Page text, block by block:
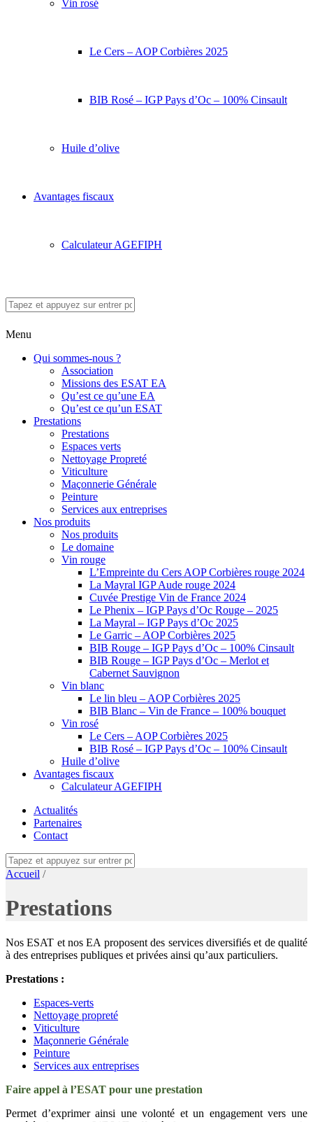
Vin rosé
Le Cers – AOP Corbières 2025
BIB Rosé – IGP Pays d’Oc – 100% Cinsault
Huile d’olive
Avantages fiscaux
Calculateur AGEFIPH
Menu
Qui sommes-nous ?
Association
Missions des ESAT EA
Qu’est ce qu’une EA
Qu’est ce qu’un ESAT
Prestations
Prestations
Espaces verts
Nettoyage Propreté
Viticulture
Maçonnerie Générale
Peinture
Services aux entreprises
Nos produits
Nos produits
Le domaine
Vin rouge
L’Empreinte du Cers AOP Corbières rouge 2024
La Mayral IGP Aude rouge 2024
Cuvée Prestige Vin de France 2024
Le Phenix – IGP Pays d’Oc Rouge – 2025
La Mayral – IGP Pays d’Oc 2025
Le Garric – AOP Corbières 2025
BIB Rouge – IGP Pays d’Oc – 100% Cinsault
BIB Rouge – IGP Pays d’Oc – Merlot et
Cabernet Sauvignon
Vin blanc
Le lin bleu – AOP Corbières 2025
BIB Blanc – Vin de France – 100% bouquet
Vin rosé
Le Cers – AOP Corbières 2025
BIB Rosé – IGP Pays d’Oc – 100% Cinsault
Huile d’olive
Avantages fiscaux
Calculateur AGEFIPH
Actualités
Partenaires
Contact
Accueil /
Prestations
Nos ESAT et nos EA proposent des services diversifiés et de qualité
à des entreprises publiques et privées ainsi qu’aux particuliers.
Prestations :
Espaces-verts
Nettoyage propreté
Viticulture
Maçonnerie Générale
Peinture
Services aux entreprises
Faire appel à l’ESAT pour une prestation
Permet d’exprimer ainsi une volonté et un engagement vers une